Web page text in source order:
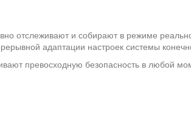
отслеживают и собирают в режиме
адаптации настроек системы
превосходную безопасность в любой